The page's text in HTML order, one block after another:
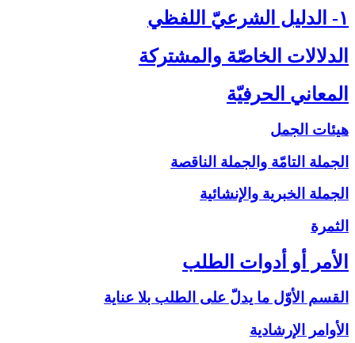
۱- الدليل الشرعيّ اللفظي‏
الدلالات الخاصّة والمشتركة
المعاني الحرفيّة
هيئات الجمل
الجملة التامّة والجملة الناقصة
الجملة الخبرية والإنشائية
الثمرة
الأمر أو أدوات الطلب‏
القسم الأوّل ما يدلّ على الطلب بلا عناية
الأوامر الإرشادية